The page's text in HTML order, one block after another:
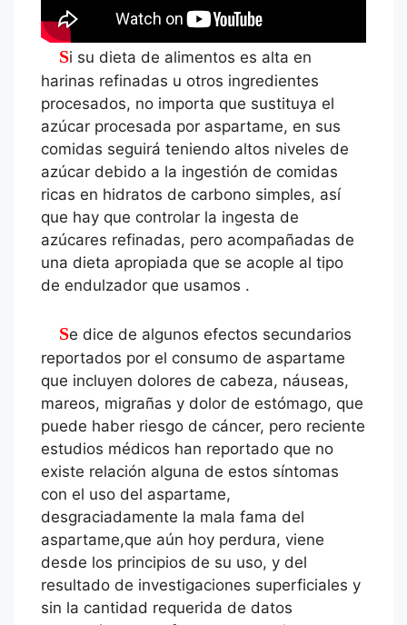
Si su dieta de alimentos es alta en
harinas refinadas u otros ingredientes
procesados, no importa que sustituya el
azúcar procesada por aspartame, en sus
comidas seguirá teniendo altos niveles de
azúcar debido a la ingestión de comidas
ricas en hidratos de carbono simples, así
que hay que controlar la ingesta de
azúcares refinadas, pero acompañadas de
una dieta apropiada que se acople al tipo
de endulzador que usamos .
Se dice de algunos efectos secundarios
reportados por el consumo de aspartame
que incluyen dolores de cabeza, náuseas,
mareos, migrañas y dolor de estómago, que
puede haber riesgo de cáncer, pero reciente
estudios médicos han reportado que no
existe relación alguna de estos síntomas
con el uso del aspartame,
desgraciadamente la mala fama del
aspartame,que aún hoy perdura, viene
desde los principios de su uso, y del
resultado de investigaciones superficiales y
sin la cantidad requerida de datos